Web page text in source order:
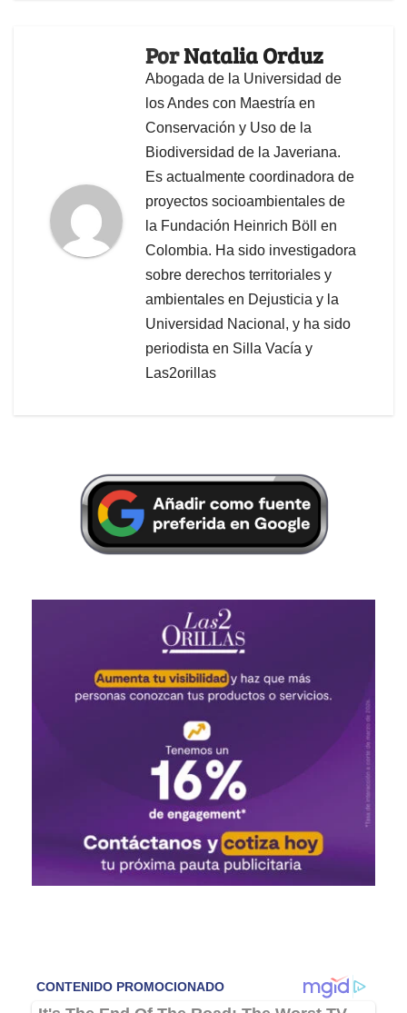
PorNatalia Orduz
Abogada de la Universidad de
los Andes con Maestría en
Conservación y Uso de la
Biodiversidad de la Javeriana.
Es actualmente coordinadora de
proyectos socioambientales de
la Fundación Heinrich Böll en
Colombia. Ha sido investigadora
sobre derechos territoriales y
ambientales en Dejusticia y la
Universidad Nacional, y ha sido
periodista en Silla Vacía y
Las2orillas